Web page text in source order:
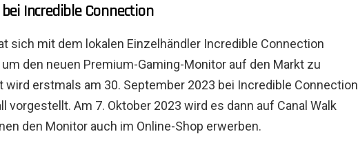
Incredible Connection
sich mit dem lokalen Einzelhändler Incredible Connection
den neuen Premium-Gaming-Monitor auf den Markt zu
wird erstmals am 30. September 2023 bei Incredible Connection
vorgestellt. Am 7. Oktober 2023 wird es dann auf Canal Walk
den Monitor auch im Online-Shop erwerben.